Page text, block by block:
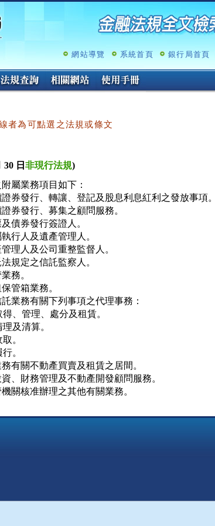
跳
容
網站導覽 系統首頁 銀行局首頁
者為可點選之法規或條文
日 非現行法規)
屬業務項目如下：
券發行、轉讓、登記及股息利息紅利之發放事項。
券發行、募集之顧問服務。
債券發行簽證人。
行人及遺產管理人。
理人及公司重整監督人。
規定之信託監察人。
務。
管箱業務。
業務有關下列事項之代理事務：
、管理、處分及租賃。
及清算。
。
。
有關不動產買賣及租賃之居間。
、財務管理及不動產開發顧問服務。
關核准辦理之其他有關業務。